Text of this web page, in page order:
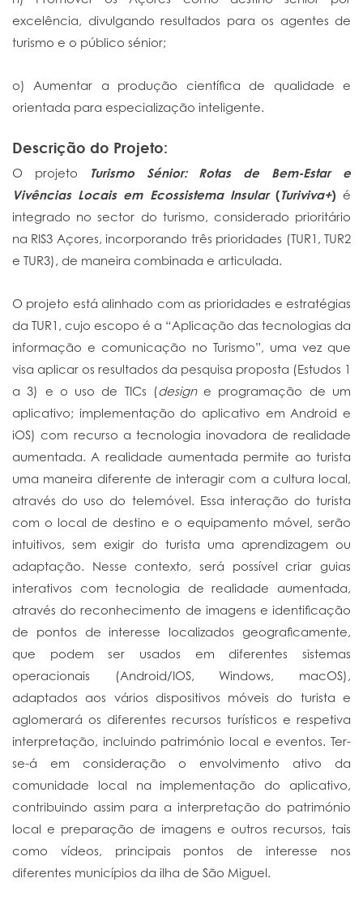
excelência, divulgando resultados para os agentes de
turismo e o público sénior;
o) Aumentar a produção científica de qualidade e
orientada para especialização inteligente.
Descrição do Projeto:
O projeto
Turismo Sénior: Rotas de Bem-Estar e
Vivências Locais em Ecossistema Insular (Turiviva+) é
integrado no sector do turismo, considerado prioritário
na RIS3 Açores, incorporando três prioridades (TUR1, TUR2
e TUR3), de maneira combinada e articulada.
O projeto está alinhado com as prioridades e estratégias
da TUR1, cujo escopo é a “Aplicação das tecnologias da
informação e comunicação no Turismo”, uma vez que
visa aplicar os resultados da pesquisa proposta (Estudos 1
a 3) e o uso de TICs (designe programação de um
aplicativo; implementação do aplicativo em Android e
iOS) com recurso a tecnologia inovadora de realidade
aumentada. A realidade aumentada permite ao turista
uma maneira diferente de interagir com a cultura local,
através do uso do telemóvel. Essa interação do turista
com o local de destino e o equipamento móvel, serão
intuitivos, sem exigir do turista uma aprendizagem ou
adaptação. Nesse contexto, será possível criar guias
interativos com tecnologia de realidade aumentada,
através do reconhecimento de imagens e identificação
de pontos de interesse localizados geograficamente,
que podem ser usados em diferentes sistemas
operacionais (Android/IOS, Windows, macOS),
adaptados aos vários dispositivos móveis do turista e
aglomerará os diferentes recursos turísticos e respetiva
interpretação, incluindo património local e eventos. Ter-
se-á em consideração o envolvimento ativo da
comunidade local na implementação do aplicativo,
contribuindo assim para a interpretação do património
local e preparação de imagens e outros recursos, tais
como vídeos, principais pontos de interesse nos
diferentes municípios da ilha de São Miguel.